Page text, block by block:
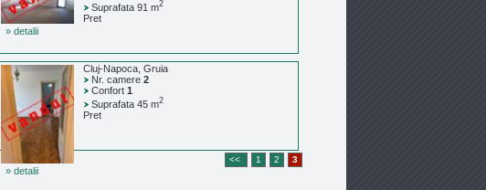
Suprafata 91 m2
Pret
» detalii
Cluj-Napoca, Gruia
Nr. camere 2
Confort 1
Suprafata 45 m2
Pret
» detalii
<< 1 2 3